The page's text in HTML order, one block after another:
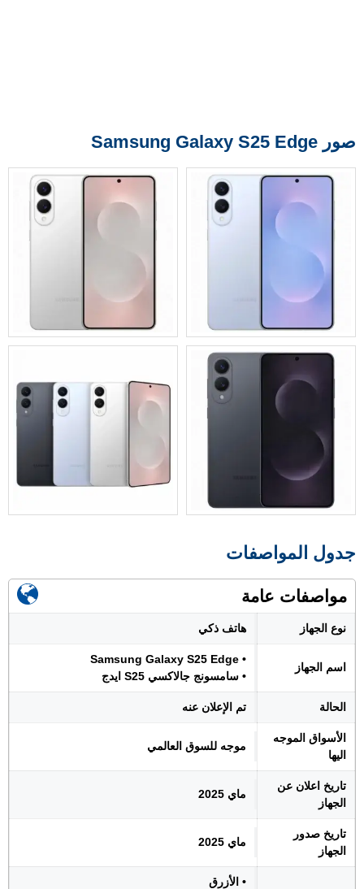
صور Samsung Galaxy S25 Edge
جدول المواصفات
مواصفات عامة
نوع الجهاز هاتف ذكي
اسم الجهاز
• Samsung Galaxy S25 Edge
• سامسونج جالاكسي S25 ايدج
الحالة تم الإعلان عنه
الأسواق الموجه
اليها
موجه للسوق العالمي
تاريخ اعلان عن
الجهاز
ماي 2025
تاريخ صدور
الجهاز
ماي 2025
• الأزرق